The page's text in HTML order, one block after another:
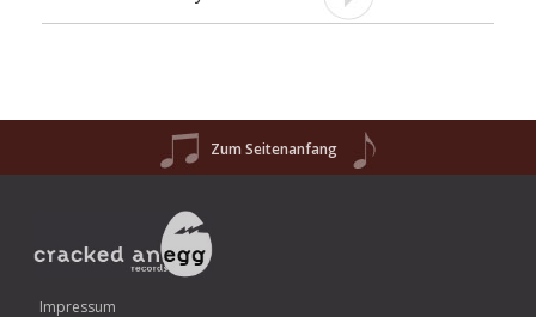
Zum Seitenanfang
Impressum